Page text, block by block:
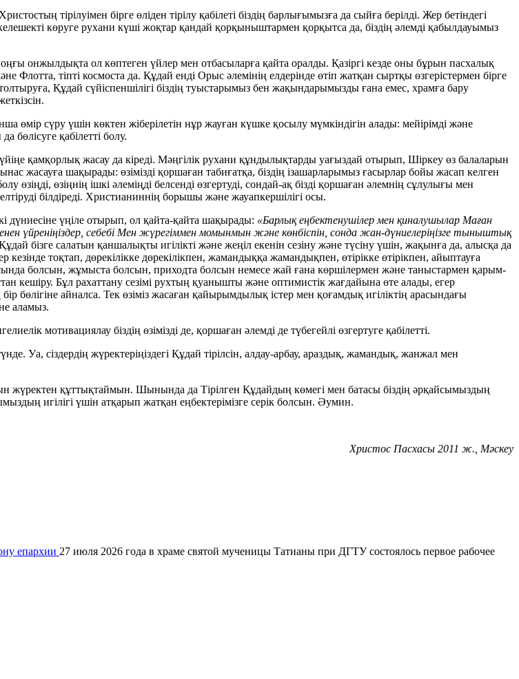
тірілуімен бірге өліден тірілу қабілеті біздің барлығымызға да сыйға берілді. Жер бетіндегі
көруге рухани күші жоқтар қандай қорқыныштармен қорқытса да, біздің әлемді қабылдауымыз
онжылдықта ол көптеген үйлер мен отбасыларға қайта оралды. Қазіргі кезде оны бұрын пасхалық
Флотта, тіпті космоста да. Құдай енді Орыс әлемінің елдерінде өтіп жатқан сыртқы өзгерістермен бірге
Құдай сүйіспеншілігі біздің туыстарымыз бен жақындарымызды ғана емес, храмға бару
сүру үшін көктен жіберілетін нұр жауған күшке қосылу мүмкіндігін алады: мейірімді және
қабілетті болу.
қамқорлық жасау да кіреді. Мәңгілік рухани құндылықтарды уағыздай отырып, Шіркеу өз балаларын
шақырады: өзімізді қоршаған табиғатқа, біздің ізашарларымыз ғасырлар бойы жасап келген
өзіңнің ішкі әлеміңді белсенді өзгертуді, сондай-ақ бізді қоршаған әлемнің сұлулығы мен
білдіреді. Христианиннің борышы және жауапкершілігі осы.
дүниесіне үңіле отырып, ол қайта-қайта шақырады: «Барлық еңбектенушілер мен қиналушылар Маған
үйреніңіздер, себебі Мен жүрегіммен момынмын және көнбіспін, сонда жан-дүниелеріңізге тыныштық
бізге салатын қаншалықты игілікті және жеңіл екенін сезіну және түсіну үшін, жақынға да, алысқа да
тоқтап, дөрекілікке дөрекілікпен, жамандыққа жамандықпен, өтірікке өтірікпен, айыптауға
болсын, жұмыста болсын, приходта болсын немесе жай ғана көршілермен және таныстармен қарым-
кешіру. Бұл рахаттану сезімі рухтың қуанышты және оптимистік жағдайына өте алады, егер
бөлігіне айналса. Тек өзіміз жасаған қайырымдылық істер мен қоғамдық игіліктің арасындағы
аламыз.
мотивациялау біздің өзімізді де, қоршаған әлемді де түбегейлі өзгертуге қабілетті.
Уа, сіздердің жүректеріңіздегі Құдай тірілсін, алдау-арбау, араздық, жамандық, жанжал мен
жүректен құттықтаймын. Шынында да Тірілген Құдайдың көмегі мен батасы біздің әрқайсымыздың
игілігі үшін атқарып жатқан еңбектерімізге серік болсын. Әумин.
Христос Пасхасы 2011 ж., Мәскеу
епархии 27 июля 2026 года в храме святой мученицы Татианы при ДГТУ состоялось первое рабочее